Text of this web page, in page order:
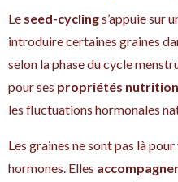
Le seed-cyclings’appuie sur
introduire certaines graines
selon la phase du cycle
pour ses propriétés
les fluctuations hormonales
Les graines ne sont pas là
hormones. Elles